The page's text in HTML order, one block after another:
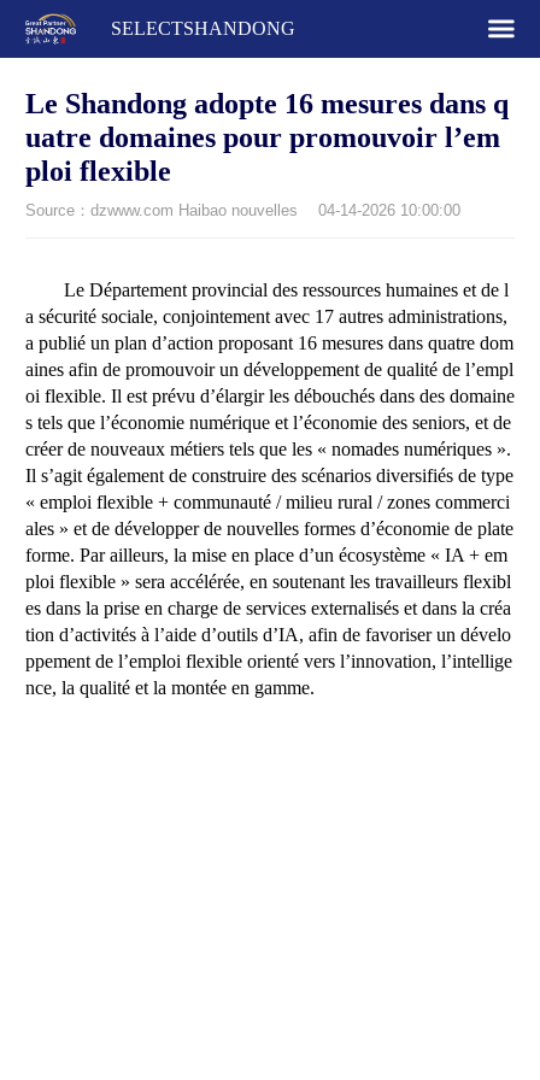
SELECTSHANDONG
Le Shandong adopte 16 mesures dans q
uatre domaines pour promouvoir l’em
ploi flexible
Source：dzwww.com Haibao nouvelles 04-14-2026 10:00:00
Le Département provincial des ressources humaines et de l
a sécurité sociale, conjointement avec 17 autres administrations,
a publié un plan d’action proposant 16 mesures dans quatre dom
aines afin de promouvoir un développement de qualité de l’empl
oi flexible. Il est prévu d’élargir les débouchés dans des domaine
s tels que l’économie numérique et l’économie des seniors, et de
créer de nouveaux métiers tels que les « nomades numériques ».
Il s’agit également de construire des scénarios diversifiés de type
« emploi flexible + communauté / milieu rural / zones commerci
ales » et de développer de nouvelles formes d’économie de plate
forme. Par ailleurs, la mise en place d’un écosystème « IA + em
ploi flexible » sera accélérée, en soutenant les travailleurs flexibl
es dans la prise en charge de services externalisés et dans la créa
tion d’activités à l’aide d’outils d’IA, afin de favoriser un dévelo
ppement de l’emploi flexible orienté vers l’innovation, l’intellige
nce, la qualité et la montée en gamme.